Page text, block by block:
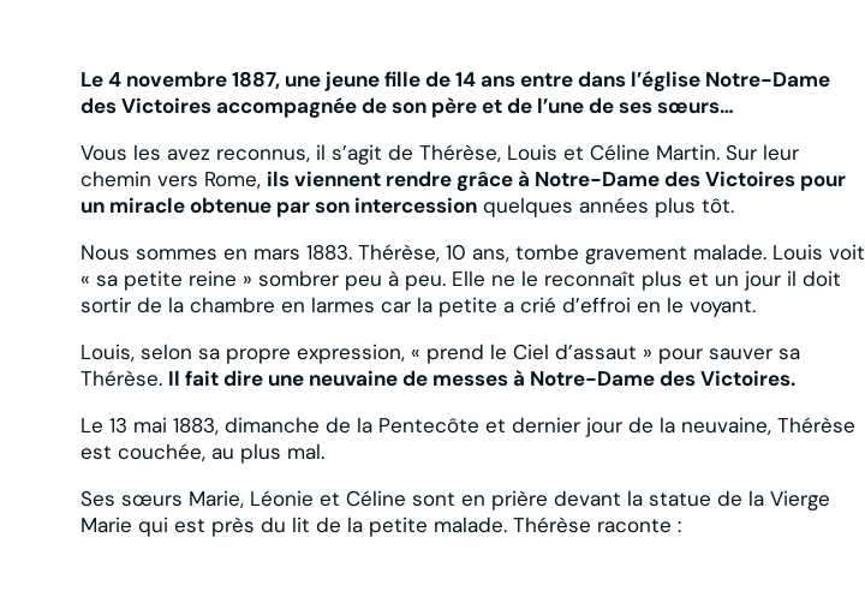
Le 4 novembre 1887, une jeune fille de 14 ans entre dans l’église Notre-Dame
des Victoires accompagnée de son père et de l’une de ses sœurs…
Vous les avez reconnus, il s’agit de Thérèse, Louis et Céline Martin. Sur leur
chemin vers Rome, ils viennent rendre grâce à Notre-Dame des Victoires pour
un miracle obtenue par son intercession quelques années plus tôt.
Nous sommes en mars 1883. Thérèse, 10 ans, tombe gravement malade. Louis voit
« sa petite reine » sombrer peu à peu. Elle ne le reconnaît plus et un jour il doit
sortir de la chambre en larmes car la petite a crié d’effroi en le voyant.
Louis, selon sa propre expression, « prend le Ciel d’assaut » pour sauver sa
Thérèse. Il fait dire une neuvaine de messes à Notre-Dame des Victoires.
Le 13 mai 1883, dimanche de la Pentecôte et dernier jour de la neuvaine, Thérèse
est couchée, au plus mal.
Ses sœurs Marie, Léonie et Céline sont en prière devant la statue de la Vierge
Marie qui est près du lit de la petite malade. Thérèse raconte :